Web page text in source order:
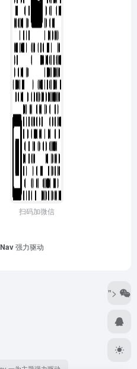
扫码加微信
强力驱动
">